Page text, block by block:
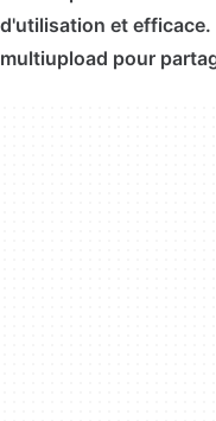
d'utilisation et efficace.
multiupload pour